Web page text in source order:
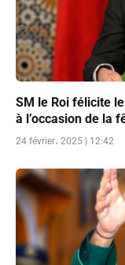
SM le Roi félicite
à l’occasion de la
24 février، 2025 | 12:42